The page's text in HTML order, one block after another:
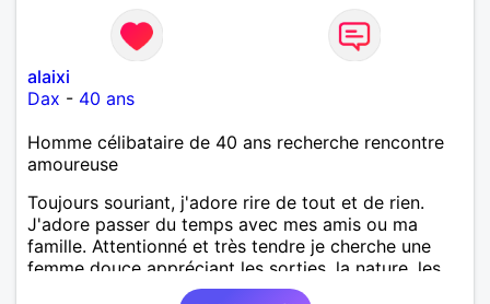
alaixi
Dax - 40 ans
Homme célibataire de 40 ans recherche rencontre
amoureuse
Toujours souriant, j'adore rire de tout et de rien.
J'adore passer du temps avec mes amis ou ma
famille. Attentionné et très tendre je cherche une
femme douce appréciant les sorties, la nature, les
balades, les bons restos...